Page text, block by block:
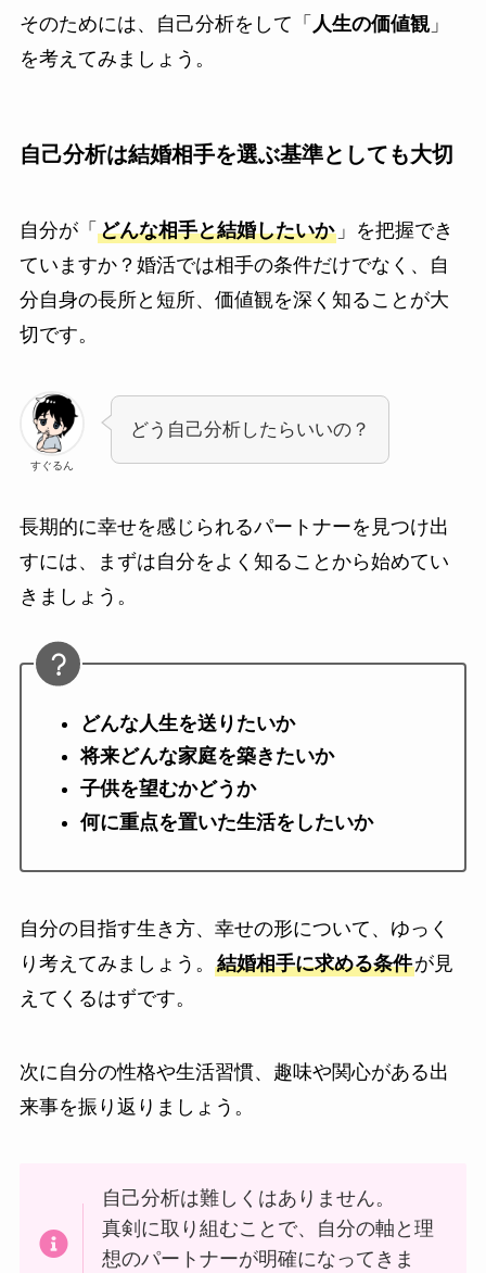
そのためには、自己分析をして「 人生の価値観」
を考えてみましょう。
自己分析は結婚相手を選ぶ基準としても大切
自分が「 どんな相手と結婚したいか」を把握でき
ていますか？婚活では相手の条件だけでなく、自
分自身の長所と短所、価値観を深く知ることが大
切です。
すぐるん
どう自己分析したらいいの？
長期的に幸せを感じられるパートナーを見つけ出
すには、まずは自分をよく知ることから始めてい
きましょう。
どんな人生を送りたいか
将来どんな家庭を築きたいか
子供を望むかどうか
何に重点を置いた生活をしたいか
自分の目指す生き方、幸せの形について、ゆっく
り考えてみましょう。 結婚相手に求める条件が見
えてくるはずです。
次に自分の性格や生活習慣、趣味や関心がある出
来事を振り返りましょう。
自己分析は難しくはありません。
真剣に取り組むことで、自分の軸と理
想のパートナーが明確になってきま